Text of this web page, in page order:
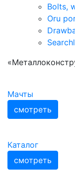
Bolts,
Oru
Мачты
смотреть
Каталог
смотреть